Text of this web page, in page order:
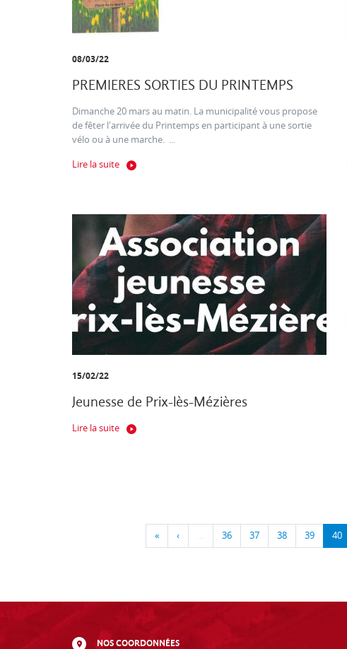
08/03/22
PREMIERES SORTIES DU PRINTEMPS
Dimanche 20 mars au matin. La municipalité vous propose
de fêter l'arrivée du Printemps en participant à une sortie
vélo ou à une marche. ...
Lire la suite
15/02/22
Jeunesse de Prix-lès-Mézières
Lire la suite
« ‹ … 36 37 38 39 40
NOS COORDONNÉES